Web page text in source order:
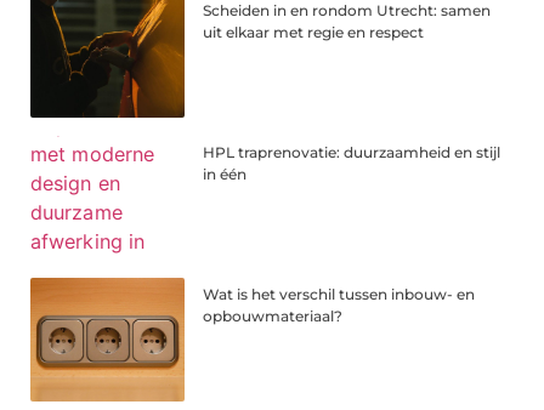
Scheiden in en rondom Utrecht: samen
uit elkaar met regie en respect
HPL traprenovatie: duurzaamheid en stijl
in één
Wat is het verschil tussen inbouw- en
opbouwmateriaal?